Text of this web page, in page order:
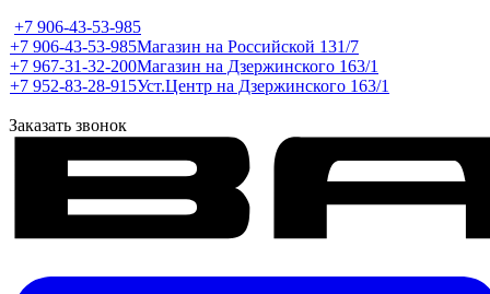
+7 906-43-53-985
+7 906-43-53-985Магазин на Российской 131/7
+7 967-31-32-200Магазин на Дзержинского 163/1
+7 952-83-28-915Уст.Центр на Дзержинского 163/1
Заказать звонок